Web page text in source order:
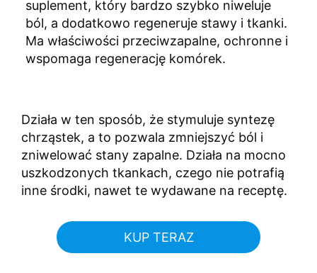
suplement, który bardzo szybko niweluje
ból, a dodatkowo regeneruje stawy i tkanki.
Ma właściwości przeciwzapalne, ochronne i
wspomaga regenerację komórek.
Działa w ten sposób, że stymuluje syntezę
chrząstek, a to pozwala zmniejszyć ból i
zniwelować stany zapalne. Działa na mocno
uszkodzonych tkankach, czego nie potrafią
inne środki, nawet te wydawane na receptę.
KUP TERAZ